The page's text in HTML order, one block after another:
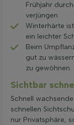
Frühjahr
verjüngen.
Winterhärte
ein leichter
Beim
gut zu
zu gewöhnen.
Sichtbar
Schnell
schnellen
nur Privatsphäre,